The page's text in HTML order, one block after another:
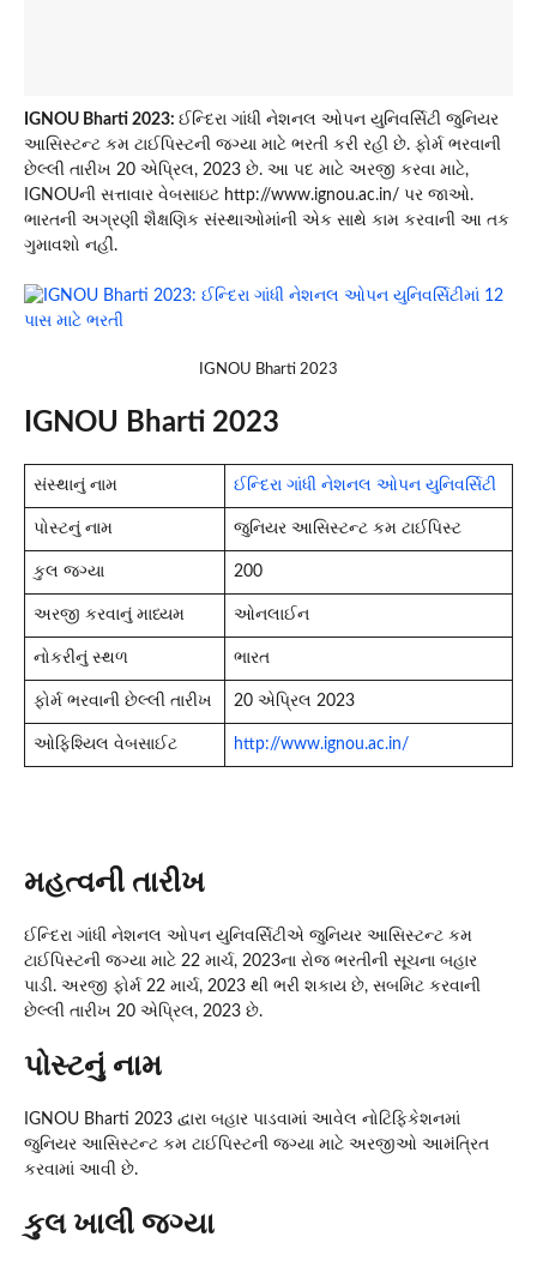
IGNOU Bharti 2023: ઈન્દિરા ગાંધી નેશનલ ઓપન યુનિવર્સિટી જુનિયર
આસિસ્ટન્ટ કમ ટાઈપિસ્ટની જગ્યા માટે ભરતી કરી રહી છે. ફોર્મ ભરવાની
છેલ્લી તારીખ 20 એપ્રિલ, 2023 છે. આ પદ માટે અરજી કરવા માટે,
IGNOUની સત્તાવાર વેબસાઇટ http://www.ignou.ac.in/ પર જાઓ.
ભારતની અગ્રણી શૈક્ષણિક સંસ્થાઓમાંની એક સાથે કામ કરવાની આ તક
ગુમાવશો નહીં.
IGNOU Bharti 2023
IGNOU Bharti 2023
સંસ્થાનું નામ ઈન્દિરા ગાંધી નેશનલ ઓપન યુનિવર્સિટી
પોસ્ટનું નામ જુનિયર આસિસ્ટન્ટ કમ ટાઈપિસ્ટ
કુલ જગ્યા 200
અરજી કરવાનું માધ્યમ ઓનલાઈન
નોકરીનું સ્થળ ભારત
ફોર્મ ભરવાની છેલ્લી તારીખ 20 એપ્રિલ 2023
ઓફિશ્યિલ વેબસાઈટ http://www.ignou.ac.in/
મહત્વની તારીખ
ઈન્દિરા ગાંધી નેશનલ ઓપન યુનિવર્સિટીએ જુનિયર આસિસ્ટન્ટ કમ
ટાઈપિસ્ટની જગ્યા માટે 22 માર્ચ, 2023ના રોજ ભરતીની સૂચના બહાર
પાડી. અરજી ફોર્મ 22 માર્ચ, 2023 થી ભરી શકાય છે, સબમિટ કરવાની
છેલ્લી તારીખ 20 એપ્રિલ, 2023 છે.
પોસ્ટનું નામ
IGNOU Bharti 2023 દ્વારા બહાર પાડવામાં આવેલ નોટિફિકેશનમાં
જુનિયર આસિસ્ટન્ટ કમ ટાઈપિસ્ટની જગ્યા માટે અરજીઓ આમંત્રિત
કરવામાં આવી છે.
કુલ ખાલી જગ્યા